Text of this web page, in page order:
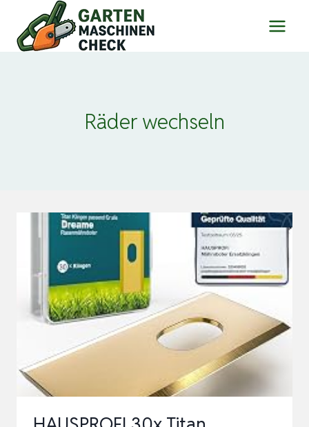
Inhalt
springen
Räder wechseln